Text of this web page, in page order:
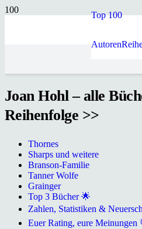
Top 100
Autoren
Joan Hohl – alle
Reihenfolge >>
Thornes
Sharps und weitere
Branson-Familie
Tanner Wolfe
Grainger
Top 3 Bücher 🌟
Zahlen, Statistiken &
Euer Rating, eure Meinungen